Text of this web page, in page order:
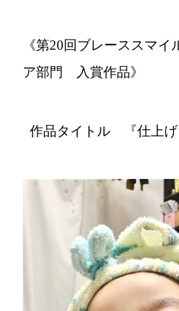
《第20回ブレーススマ
ア部門 入賞作品》
作品タイトル 『仕上